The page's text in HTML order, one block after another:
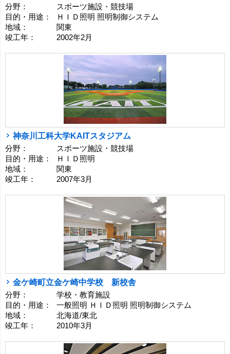
分野：
スポーツ施設・競技場
目的・用途：
ＨＩＤ照明 照明制御システム
地域：
関東
竣工年：
2002年2月
神奈川工科大学KAITスタジアム
分野：
スポーツ施設・競技場
目的・用途：
ＨＩＤ照明
地域：
関東
竣工年：
2007年3月
金ケ崎町立金ケ崎中学校 新校舎
分野：
学校・教育施設
目的・用途：
一般照明 ＨＩＤ照明 照明制御システム
地域：
北海道/東北
竣工年：
2010年3月